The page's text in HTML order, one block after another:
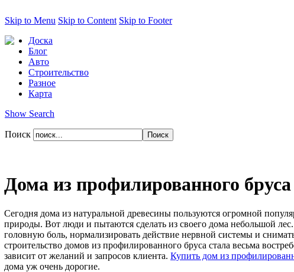
Skip to Menu Skip to Content Skip to Footer
Доска
Блог
Авто
Строительство
Разное
Карта
Show Search
Поиск
Дома из профилированного бруса
Сегодня дома из натуральной древесины пользуются огромной
природы. Вот люди и пытаются сделать из своего дома небольшой
головную боль, нормализировать действие нервной системы и
строительство домов из профилированного бруса стала весьма
зависит от желаний и запросов клиента. Купить дом из
дома уж очень дорогие.